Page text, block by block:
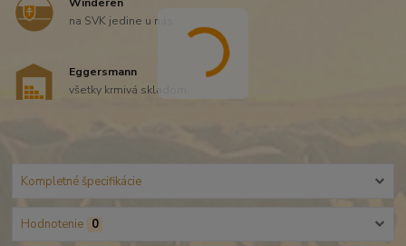
Winderen
na SVK jedine u nás
Eggersmann
všetky krmivá skladom
Kompletné špecifikácie
Hodnotenie 0